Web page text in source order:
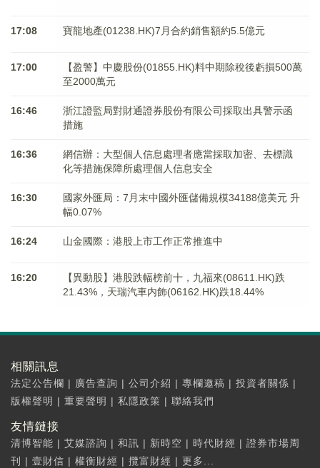
17:08 寶龍地產(01238.HK)7月合約銷售額約5.5億元
17:00
【盈警】中慶股份(01855.HK)料中期除稅後虧損500萬
至2000萬元
16:46
浙江證監局對財通證券股份有限公司採取出具警示函
措施
16:36
網信辦：大型個人信息處理者應當採取加密、去標識
化等措施保障所處理個人信息安全
16:30
國家外匯局：7月末中國外匯儲備規模34188億美元 升
幅0.07%
16:24 山金國際：港股上市工作正常推進中
16:20
【異動股】港股跌幅榜前十，九福來(08611.HK)跌
21.43%，天瑞汽車内飾(06162.HK)跌18.44%
相關訊息
法定公告欄 | 廣告查詢 | 公司介紹 | 專欄邀稿 | 投資者關係 |
版權聲明 | 重要聲明 | 私隱政策 | 聯絡我們
友情鏈接
清博智能 | 艾媒諮詢 | 和訊 | 新時空 | 時代財經 | 證券市場周
刊
| 壹財信 | 權衡財經 | 攬富財經 | 更多...